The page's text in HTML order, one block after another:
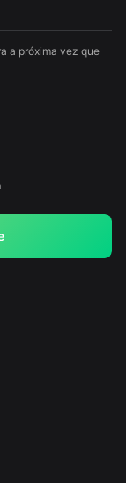
a próxima vez que